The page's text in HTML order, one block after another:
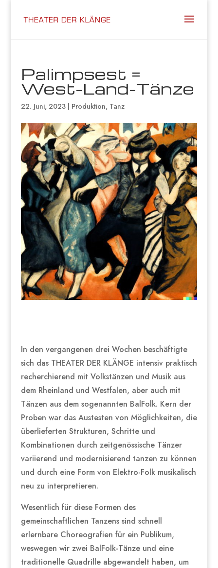
Palimpsest =
West-Land-Tänze
22. Juni, 2023| Produktion, Tanz
In den vergangenen drei Wochen beschäftigte
sich das THEATER DER KLÄNGE intensiv praktisch
recherchierend mit Volkstänzen und Musik aus
dem Rheinland und Westfalen, aber auch mit
Tänzen aus dem sogenannten BalFolk. Kern der
Proben war das Austesten von Möglichkeiten, die
überlieferten Strukturen, Schritte und
Kombinationen durch zeitgenössische Tänzer
variierend und modernisierend tanzen zu können
und durch eine Form von Elektro-Folk musikalisch
neu zu interpretieren.
Wesentlich für diese Formen des
gemeinschaftlichen Tanzens sind schnell
erlernbare Choreografien für ein Publikum,
weswegen wir zwei BalFolk-Tänze und eine
traditionelle Quadrille abgewandelt haben, um